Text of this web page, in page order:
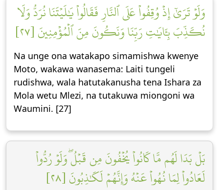
وَلَوۡ تَرَىٰٓ إِذۡ وُقِفُواْ عَلَى ٱلنَّارِ فَقَالُواْ يَٰلَيۡتَنَا نُرَدُّ وَلَا
نُكَذِّبَ بِـَٔايَٰتِ رَبِّنَا وَنَكُونَ مِنَ ٱلۡمُؤۡمِنِينَ [٢٧]
Na unge ona watakapo simamishwa kwenye
Moto, wakawa wanasema: Laiti tungeli
rudishwa, wala hatutakanusha tena Ishara za
Mola wetu Mlezi, na tutakuwa miongoni wa
Waumini. [27]
بَلۡ بَدَا لَهُم مَّا كَانُواْ يُخۡفُونَ مِن قَبۡلُۖ وَلَوۡ رُدُّواْ
لَعَادُواْ لِمَا نُهُواْ عَنۡهُ وَإِنَّهُمۡ لَكَٰذِبُونَ [٢٨]